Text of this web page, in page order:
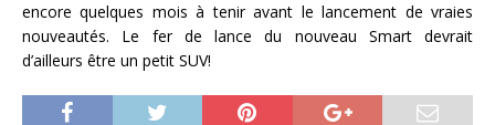
encore quelques mois à tenir avant le lancement de vraies
nouveautés. Le fer de lance du nouveau Smart devrait
d’ailleurs être un petit SUV!